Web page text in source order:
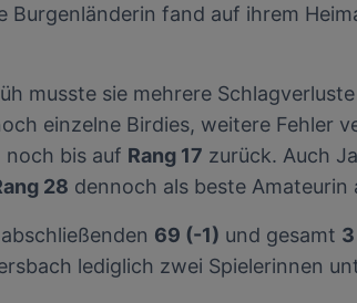
fand auf ihrem
musste sie mehrere
einzelne Birdies, weitere Fehler
noch bis auf Rang 17 zurück. Auch
28 dennoch als beste
69 (-1) und gesamt
lediglich zwei Spielerinnen